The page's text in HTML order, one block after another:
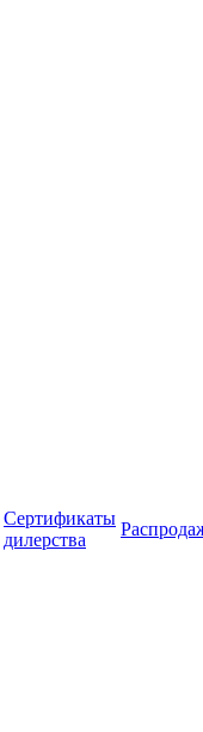
Сертификаты
дилерства